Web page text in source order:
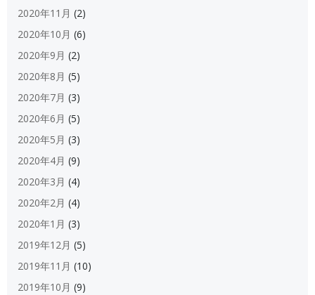
2020年11月 (2)
2020年10月 (6)
2020年9月 (2)
2020年8月 (5)
2020年7月 (3)
2020年6月 (5)
2020年5月 (3)
2020年4月 (9)
2020年3月 (4)
2020年2月 (4)
2020年1月 (3)
2019年12月 (5)
2019年11月 (10)
2019年10月 (9)